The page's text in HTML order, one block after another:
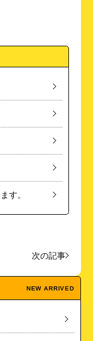
す。
次の記事
NEW ARRIVED